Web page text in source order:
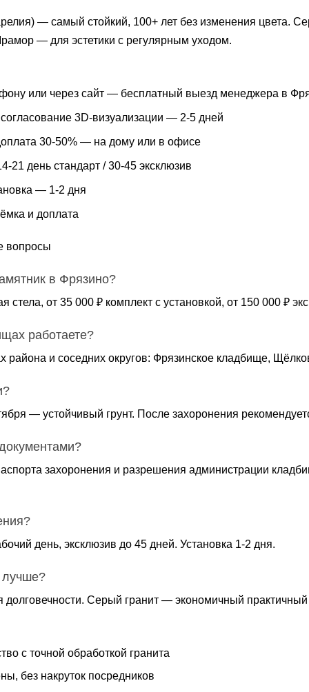
— самый стойкий, 100+ лет без изменения цвета.
— для эстетики с регулярным уходом.
или через сайт — бесплатный выезд менеджера в
3D-визуализации — 2-5 дней
30-50% — на дому или в офисе
21 день стандарт / 30-45 эксклюзив
— 1-2 дня
и доплата
вопросы
в Фрязино?
стела, от 35 000 ₽ комплект с установкой, от 150 000 ₽
работаете?
района и соседних округов: Фрязинское кладбище,
— устойчивый грунт. После захоронения
захоронения и разрешения администрации
день, эксклюзив до 45 дней. Установка 1-2 дня.
лучше?
долговечности. Серый гранит — экономичный
с точной обработкой гранита
без накруток посредников